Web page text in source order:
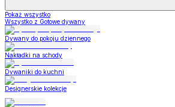
Pokaż wszystko
Wszystko z Gotowe dywany
Dywany do pokoju dziennego
Nakładki na schody
Dywaniki do kuchni
Designerskie kolekcje